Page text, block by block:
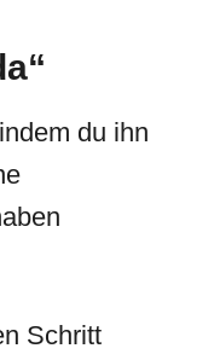
du ihn
Schritt